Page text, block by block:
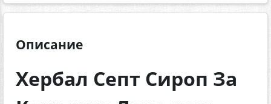
Описание
Хербал Септ Сироп За